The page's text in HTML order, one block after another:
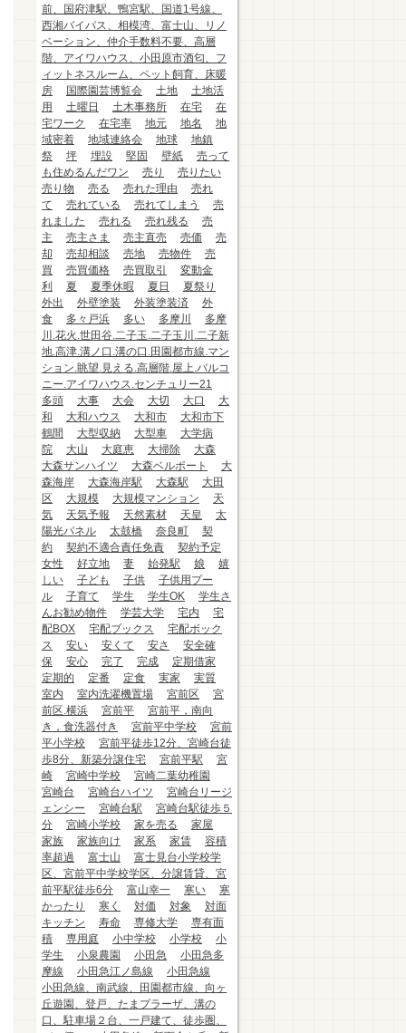
前、国府津駅、鴨宮駅、国道1号線、
西湘バイパス、相模湾、富士山、リノ
ベーション、仲介手数料不要、高層
階、アイワハウス、小田原市酒匂、フ
ィットネスルーム、ペット飼育、床暖
房
国際園芸博覧会 土地
土地活
用
土曜日 土木事務所 在宅
在
宅ワーク
在宅率 地元 地名
地
域密着
地域連絡会 地球
地鎮
祭
坪 埋設 堅固 壁紙
売って
も住めるんだワン
売り
売りたい
売り物
売る 売れた理由
売れ
て
売れている 売れてしまう
売
れました
売れる 売れ残る
売
主
売主さま 売主直売 売価
売
却
売却相談 売地 売物件
売
買
売買価格 売買取引
変動金
利
夏 夏季休暇 夏日
夏祭り
外出
外壁塗装 外装塗装済
外
食
多々戸浜 多い 多摩川
多摩
川.花火.世田谷.二子玉.二子玉川.二子新
地.高津.溝ノ口.溝の口.田園都市線.マン
ション.眺望.見える.高層階.屋上.バルコ
ニー.アイワハウス.センチュリー21
多頭
大事 大会 大切 大口
大
和
大和ハウス 大和市
大和市下
鶴間
大型収納 大型車
大学病
院
大山 大庭恵 大掃除
大森
大森サンハイツ
大森ベルポート
大
森海岸
大森海岸駅 大森駅
大田
区
大規模 大規模マンション
天
気
天気予報 天然素材 天皇
太
陽光パネル
太鼓橋 奈良町
契
約
契約不適合責任免責
契約予定
女性
好立地 妻 始発駅 娘
嬉
しい
子ども 子供
子供用プー
ル
子育て 学生 学生OK
学生さ
んお勧め物件
学芸大学 宅内
宅
配BOX
宅配ブックス
宅配ボック
ス
安い 安くて 安さ
安全確
保
安心 完了 完成
定期借家
定期的
定番 定食 実家
実質
室内
室内洗濯機置場 宮前区
宮
前区.横浜
宮前平
宮前平，南向
き，食洗器付き
宮前平中学校
宮前
平小学校
宮前平徒歩12分、宮崎台徒
歩8分、新築分譲住宅
宮前平駅
宮
崎
宮崎中学校
宮崎二葉幼稚園
宮崎台
宮崎台ハイツ
宮崎台リージ
ェンシー
宮崎台駅
宮崎台駅徒歩５
分
宮崎小学校 家を売る
家屋
家族
家族向け 家系 家賃
容積
率超過
富士山
富士見台小学校学
区、宮前平中学校学区、分譲賃貸、宮
前平駅徒歩6分
富山幸一 寒い
寒
かったり
寒く 対価 対象
対面
キッチン
寿命 専修大学
専有面
積
専用庭 小中学校 小学校
小
学生
小泉農園 小田急
小田急多
摩線
小田急江ノ島線
小田急線
小田急線、南武線、田園都市線、向ヶ
丘遊園、登戸、たまプラーザ、溝の
口、駐車場２台、一戸建て、徒歩圏、